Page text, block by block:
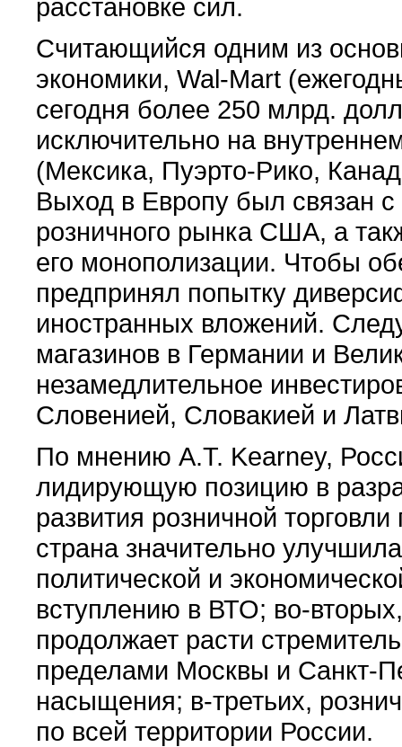
расстановке сил.
Считающийся одним из
экономики, Wal-Mart
сегодня более 250 млрд.
исключительно на
(Мексика, Пуэрто-Рико,
Выход в Европу был связан
розничного рынка США, а
его монополизации. Чтобы
предпринял попытку
иностранных вложений.
магазинов в Германии и
незамедлительное
Словенией, Словакией и
По мнению А.T. Kearney,
лидирующую позицию в
развития розничной
страна значительно
политической и
вступлению в ВТО; во-
продолжает расти
пределами Москвы и Санкт-
насыщения; в-третьих,
по всей территории России.